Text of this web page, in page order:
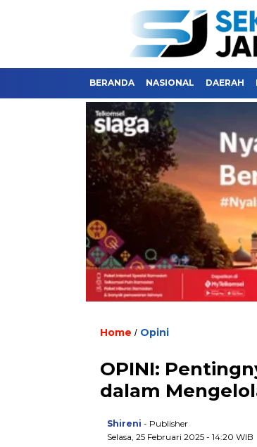
BERANDA NASIONAL DAERAH
Home / Opini
OPINI:
dalam
Shireni - Publisher
Selasa, 25 Februari 2025 - 14:20 WIB